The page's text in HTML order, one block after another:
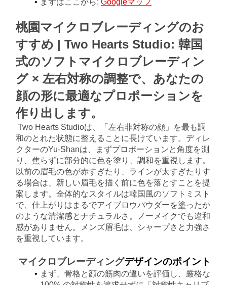
まずはここから: Googleマップ
桃園マイクロブレーディングのお
すすめ | Two Hearts Studio: 韓国
式のソフトマイクロブレーディン
グ × 左右対称の調整で、あなたの
顔の形に最適なプロポーションを
作り出します。
Two Hearts Studioは、「左右非対称の顔」を最も調
和のとれた状態に整えることに長けています。ディレ
クターのYu-Shanは、まずプロポーションと角度を測
り、焦らずに部分的に色を塗り、調和を重視します。
以前の眉毛の色が赤すぎたり、ラインが太すぎたりす
る場合は、新しい眉毛を描く前に色を落とすことを提
案します。全体的なスタイルは韓国風のソフトミスト
で、仕上がりはまるでアイブロウパウダーを塗ったか
のような清潔感とナチュラルさ。ノーメイクでも違和
感がありません。メンズ眉毛は、シャープさと力強さ
を重視しています。
マイクロブレーディングデザインのポイント
まず、骨格と顔の筋肉の違いを評価し、厳格な